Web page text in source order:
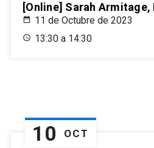
[Online] Sarah
11 de Octubre de 2023
13:30 a 14:30
10 OCT